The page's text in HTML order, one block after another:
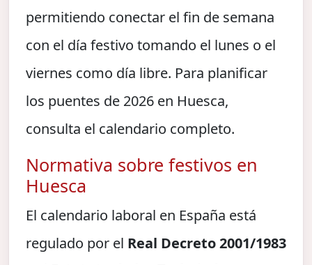
permitiendo conectar el fin de semana
con el día festivo tomando el lunes o el
viernes como día libre. Para planificar
los puentes de 2026 en Huesca,
consulta el calendario completo.
Normativa sobre festivos en
Huesca
El calendario laboral en España está
regulado por el Real Decreto 2001/1983